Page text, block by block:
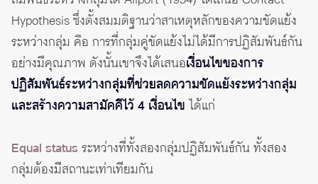
Hypothesis ซึ่งตั้งสมมติฐานว่าสาเหตุหลักของความขัดแย้ง
ระหว่างกลุ่ม คือ การที่กลุ่มคู่ขัดแย้งไม่ได้มีการปฏิสัมพันธ์กัน
อย่างมีคุณภาพ ดังนั้นเขาจึงได้เสนอเงื่อนไขของการ
ปฏิสัมพันธ์ระหว่างกลุ่มที่ช่วยลดความขัดแย้งระหว่างกลุ่ม
และสร้างความสามัคคีไว้ 4 เงื่อนไข ได้แก่
Equal status ระหว่างที่ทั้งสองกลุ่มปฏิสัมพันธ์กัน ทั้งสอง
กลุ่มต้องมีสถานะเท่าเทียมกัน